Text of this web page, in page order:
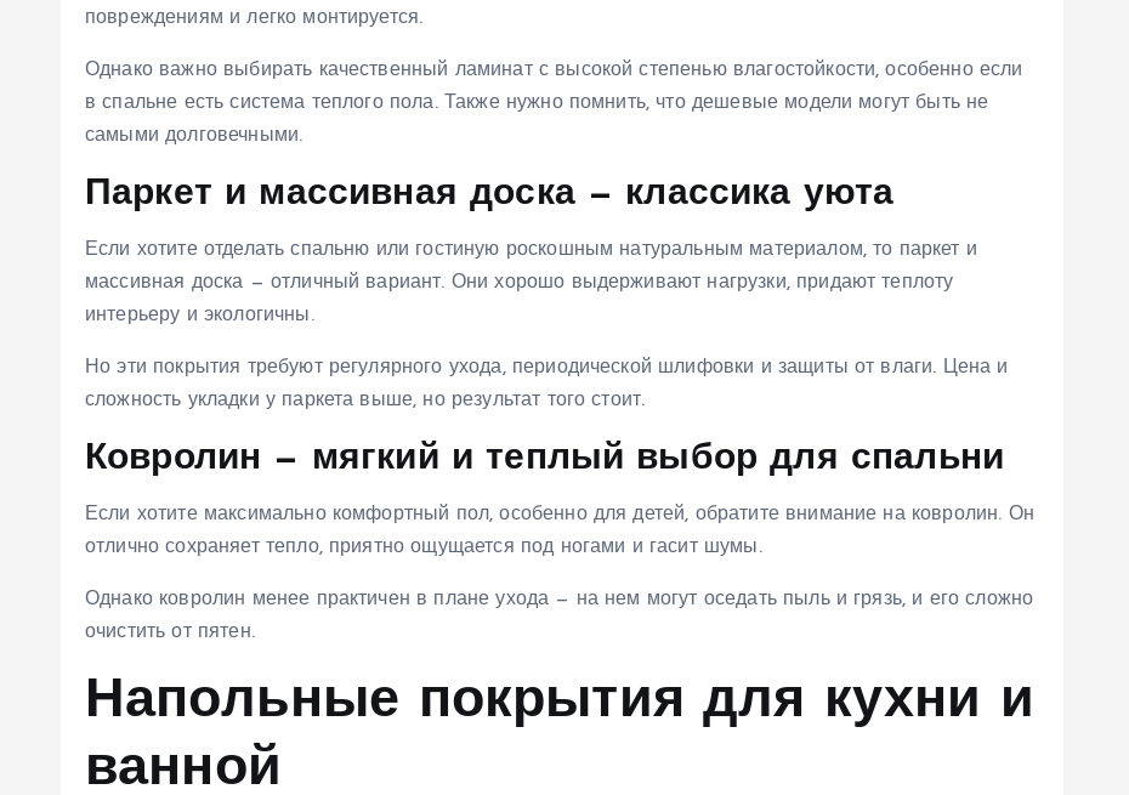
повреждениям и легко монтируется.
Однако важно выбирать качественный ламинат с высокой степенью влагостойкости, особенно если
в спальне есть система теплого пола. Также нужно помнить, что дешевые модели могут быть не
самыми долговечными.
Паркет и массивная доска — классика уюта
Если хотите отделать спальню или гостиную роскошным натуральным материалом, то паркет и
массивная доска — отличный вариант. Они хорошо выдерживают нагрузки, придают теплоту
интерьеру и экологичны.
Но эти покрытия требуют регулярного ухода, периодической шлифовки и защиты от влаги. Цена и
сложность укладки у паркета выше, но результат того стоит.
Ковролин — мягкий и теплый выбор для спальни
Если хотите максимально комфортный пол, особенно для детей, обратите внимание на ковролин. Он
отлично сохраняет тепло, приятно ощущается под ногами и гасит шумы.
Однако ковролин менее практичен в плане ухода — на нем могут оседать пыль и грязь, и его сложно
очистить от пятен.
Напольные покрытия для кухни и
ванной